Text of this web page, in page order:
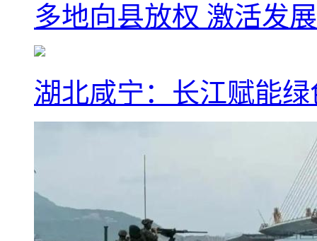
多地向县放权 激活发
湖北咸宁：长江赋能